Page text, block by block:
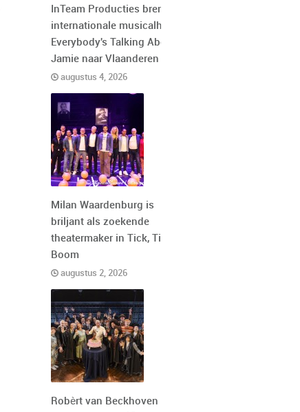
InTeam Producties brengt de
internationale musicalhit
Everybody's Talking About
Jamie naar Vlaanderen
augustus 4, 2026
Milan Waardenburg is
briljant als zoekende
theatermaker in Tick, Tick,
Boom
augustus 2, 2026
Robèrt van Beckhoven